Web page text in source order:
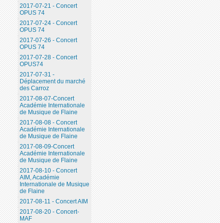
2017-07-21 - Concert
OPUS 74
2017-07-24 - Concert
OPUS 74
2017-07-26 - Concert
OPUS 74
2017-07-28 - Concert
OPUS74
2017-07-31 -
Déplacement du marché
des Carroz
2017-08-07-Concert
Académie Internationale
de Musique de Flaine
2017-08-08 - Concert
Académie Internationale
de Musique de Flaine
2017-08-09-Concert
Académie Internationale
de Musique de Flaine
2017-08-10 - Concert
AIM, Académie
Internationale de Musique
de Flaine
2017-08-11 - Concert AIM
2017-08-20 - Concert-
MAF